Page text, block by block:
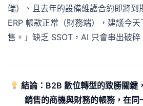
端）、且去年的設備維護合約即將到
ERP 帳款正常（財務端），建議今
售。」缺乏 SSOT，AI 只會串出破碎
結論：B2B 數位轉型的致勝關鍵
銷售的商機與財務的帳務，在同